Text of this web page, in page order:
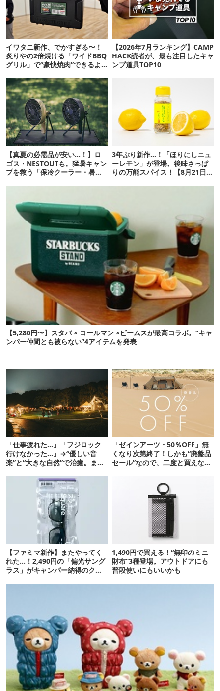
イワタニ新作、でかすぎる〜！
炙りやの2倍焼ける「ワイドBBQ
グリル」で“豪快焼肉”できるよ
【2026年7月ランキング】CAMP
HACK読者が、最も注目したキャ
ンプ道具TOP10
【真夏の必需品が安い…！】ロ
ゴス・NESTOUTも。猛暑キャン
プを救う「保冷クーラー・暑さ
3年ぶり新作…！「ほりにしニュ
ーレモン」が登場。後味さっぱ
りの万能スパイス！【8月21日発
【5,280円〜】スタバ × コールマン ×ビームスが最高コラボ。“キャ
ンパー仲間とも被らない”4アイテムを発表
「仕事疲れた…」「フジロック
行けなかった…」→“優しい音
楽”と“大きな自然”で治癒。まだ
「ゼインアーツ・50％OFF」無
くなり次第終了！しかも“廃盤品
セール”なので、二度と買えない
【ファミマ新作】またやってく
れた…！2,490円の「偏光サング
ラス」がキャンパー納得のクオ
1,490円で買える！“無印のミニ
財布”3種登場。アウトドアにも
普段使いにもいいかも